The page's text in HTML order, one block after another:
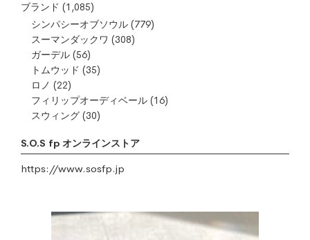
ブランド (1,085)
シンパシーオブソウル (779)
スーマンダックワ (308)
ガーデル (56)
トムウッド (35)
ロノ (22)
フィリップオーディベール (16)
スウィング (30)
S.O.S fp オンラインストア
https://www.sosfp.jp